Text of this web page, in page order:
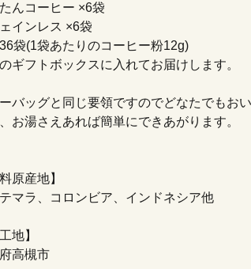
んコーヒー ×6袋
インレス ×6袋
袋(1袋あたりのコーヒー粉12g)
ギフトボックスに入れてお届けします。
バッグと同じ要領ですのでどなたでもおい
お湯さえあれば簡単にできあがります。
原産地】
マラ、コロンビア、インドネシア他
地】
高槻市